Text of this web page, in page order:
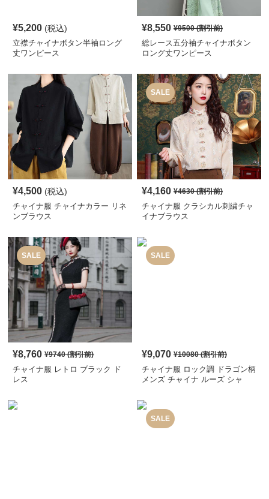
¥5,200 (税込)
立襟チャイナボタン半袖ロング
丈ワンピース
¥8,550 ¥9500(割引前)
総レース五分袖チャイナボタン
ロング丈ワンピース
¥4,500 (税込)
チャイナ服 チャイナカラー リネ
ンブラウス
SALE
¥4,160 ¥4630(割引前)
チャイナ服 クラシカル刺繍チャ
イナブラウス
SALE
¥8,760 ¥9740(割引前)
チャイナ服 レトロ ブラック ド
レス
SALE
¥9,070 ¥10080(割引前)
チャイナ服 ロック調 ドラゴン柄
メンズ チャイナ ルーズ シャ
SALE